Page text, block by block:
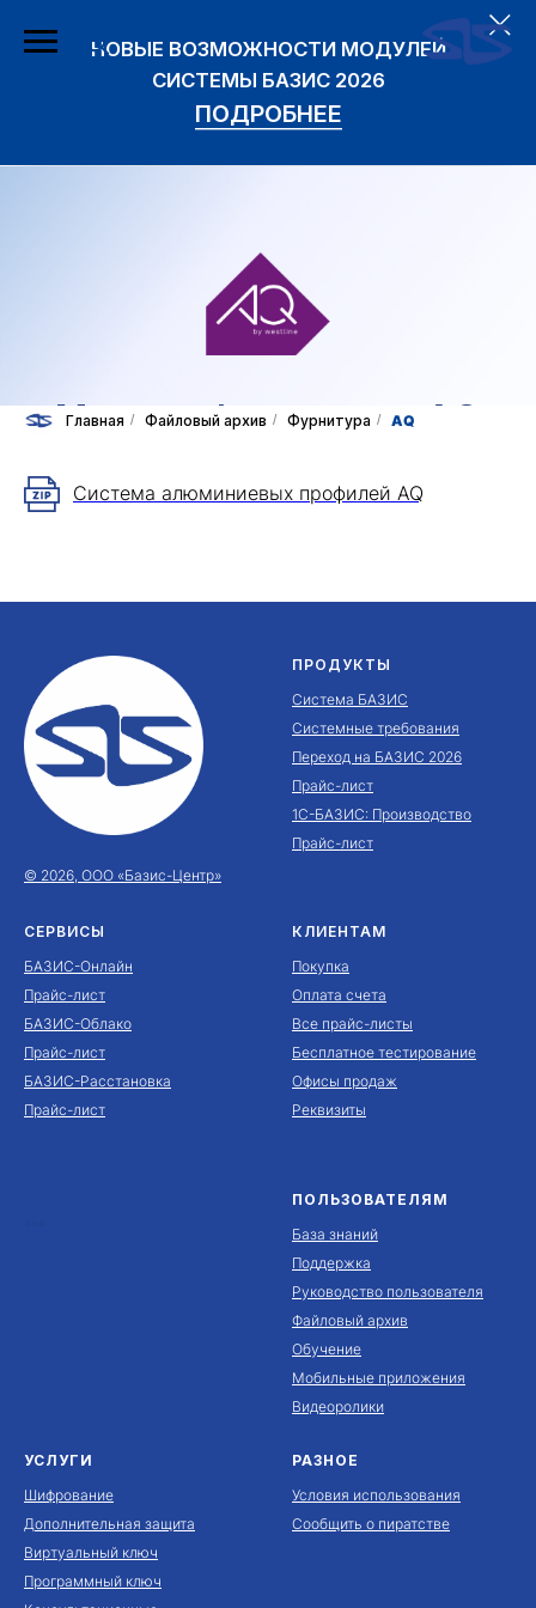
СИСТЕМЫ БАЗИС 2026
ПОДРОБНЕЕ
Модели фурнитуры AQ
Главная / Файловый архив / Фурнитура / AQ
Система алюминиевых профилей AQ
© 2026, ООО «Базис-Центр»
ПРОДУКТЫ
Система БАЗИС
Системные требования
Переход на БАЗИС 2026
Прайс-лист
1С-БАЗИС: Производство
Прайс-лист
СЕРВИСЫ
БАЗИС-Онлайн
Прайс-лист
БАЗИС-Облако
Прайс-лист
БАЗИС-Расстановка
Прайс-лист
КЛИЕНТАМ
Покупка
Оплата счета
Все прайс-листы
Бесплатное тестирование
Офисы продаж
Реквизиты
ПОЛЬЗОВАТЕЛЯМ
База знаний
Поддержка
Руководство пользователя
Файловый архив
Обучение
Мобильные приложения
Видеоролики
УСЛУГИ
Шифрование
Дополнительная защита
Виртуальный ключ
Программный ключ
РАЗНОЕ
Условия использования
Сообщить о пиратстве